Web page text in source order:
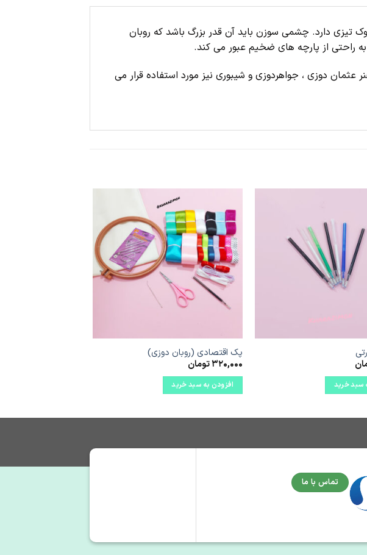
تیزی دارد. چشمی سوزن باید آن قدر بزرگ باشد که روبان
راحتی از پارچه های ضخیم عبور می کند.
عثمان دوزی ، جواهردوزی و شیبوری نیز مورد استفاده قرار می
سبد خرید
مندی
ها
پک اقتصادی (روبان دوزی)
320,000تومان
افزودن به سبد خرید
تماس با ما